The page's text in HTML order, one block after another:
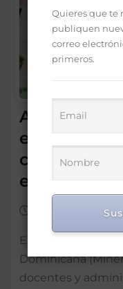
Año
en su fase
escolar
El Ministerio de
Dominicana
docentes y
Quieres que te
publiquen
correo
primeros.